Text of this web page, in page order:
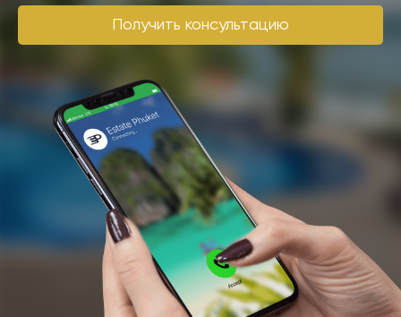
Получить консультацию